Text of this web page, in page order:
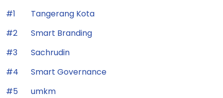
#1
Tangerang Kota
#2
Smart Branding
#3
Sachrudin
#4
Smart Governance
#5
umkm